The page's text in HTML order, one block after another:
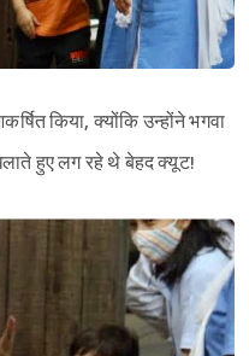
किया, क्योंकि उन्होंने भगवा
हुए लग रहे थे बेहद क्यूट!